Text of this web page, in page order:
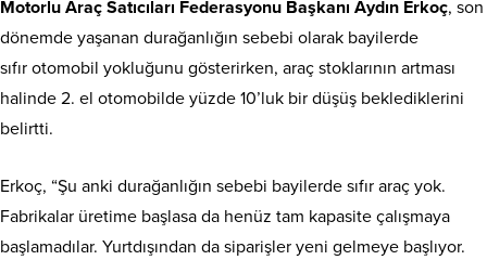
Motorlu Araç Satıcıları Federasyonu Başkanı Aydın Erkoç, son
dönemde yaşanan durağanlığın sebebi olarak bayilerde
sıfır otomobil yokluğunu gösterirken, araç stoklarının artması
halinde 2. el otomobilde yüzde 10’luk bir düşüş beklediklerini
belirtti.
Erkoç, “Şu anki durağanlığın sebebi bayilerde sıfır araç yok.
Fabrikalar üretime başlasa da henüz tam kapasite çalışmaya
başlamadılar. Yurtdışından da siparişler yeni gelmeye başlıyor.